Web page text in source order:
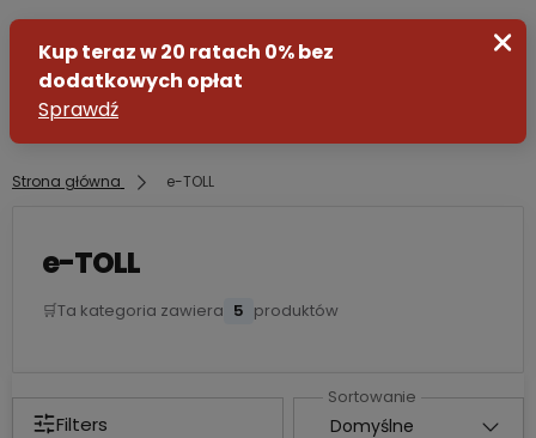
Strona główna e-TOLL
e-TOLL
🛒Ta kategoria zawiera 5 produktów
Filters